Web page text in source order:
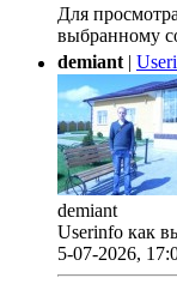
Для
выбранному
demiant|
demiant
Userinfo как
5-07-2026,